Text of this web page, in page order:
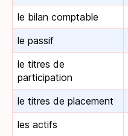
le bilan comptable
le passif
le titres de
participation
le titres de placement
les actifs